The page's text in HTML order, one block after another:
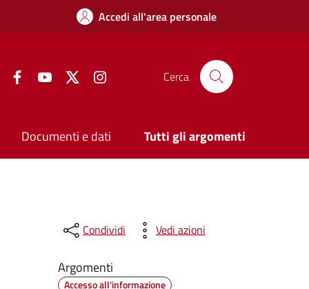
Accedi all'area personale
FacebookYouTube Twitter Cerca
Documenti e dati Tutti gli argomenti
Condividi Vedi azioni
Argomenti
Accesso all'informazione